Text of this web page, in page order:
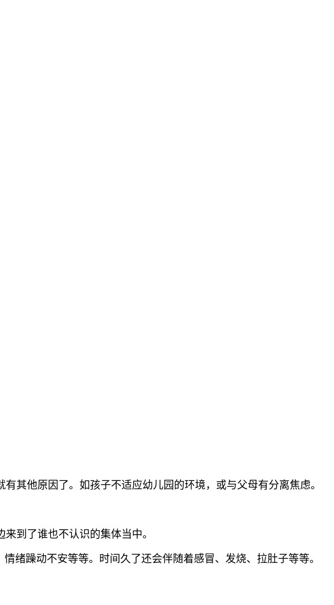
其他原因了。如孩子不适应幼儿园的环境，或与父母有分离焦虑。
到了谁也不认识的集体当中。
绪躁动不安等等。时间久了还会伴随着感冒、发烧、拉肚子等等。